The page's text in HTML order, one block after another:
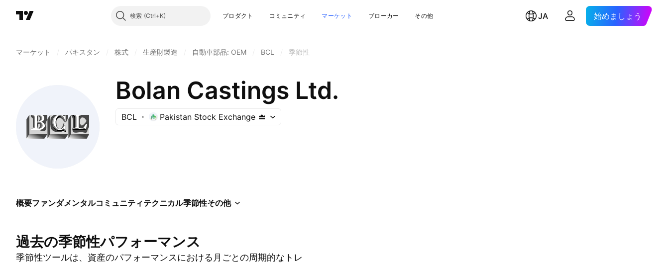
検索 プロダクト コミュニティ マーケット ブローカー その他 JA 始めましょう
マーケット パキスタン 株式 生産財製造 自動車部品: OEM BCL 季節性
Bolan Castings Ltd.
BCL Pakistan Stock Exchange
概要ファンダメンタルコミュニティテクニカル季節性その他
過去の季節性パフォーマンス
季節性ツールは、資産のパフォーマンスにおける月ごとの周期的なトレ